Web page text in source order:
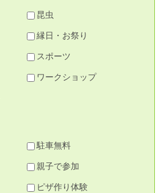
昆虫
縁日・お祭り
スポーツ
ワークショップ
駐車無料
親子で参加
ピザ作り体験